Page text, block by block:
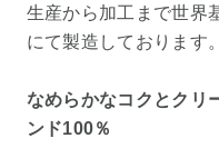
生産から加工まで世界
にて製造しております。
なめらかなコクとクリ
ンド100％